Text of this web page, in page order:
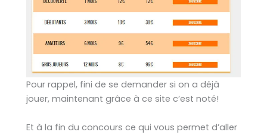
Pour rappel, fini de se demander si on a déjà
jouer, maintenant grâce à ce site c’est noté!
Et à la fin du concours ce qui vous permet d’aller